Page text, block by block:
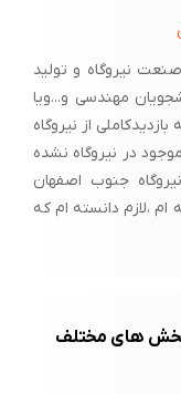
است به سه صورت انجام
مافوق گرم (سوپر هیت)
است و این سیال پس از
و باید دوباره به بویلر
نیروگاه و تولید
مهندسی و...ویا
از نیروگاه
در نیروگاه نشده
جنوب اصفهان
،لازم دانسته ام که
بخش های مختلف